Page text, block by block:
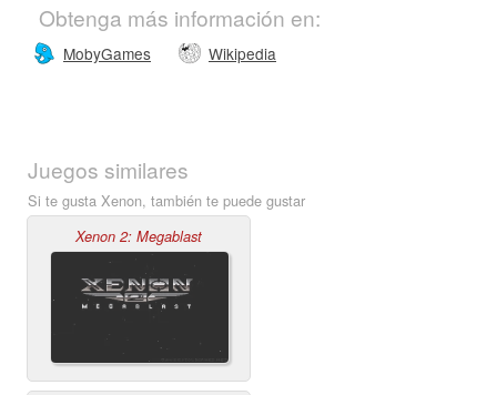
Obtenga más información en:
MobyGames Wikipedia
Juegos similares
Si te gusta Xenon, también te puede gustar
Xenon 2: Megablast